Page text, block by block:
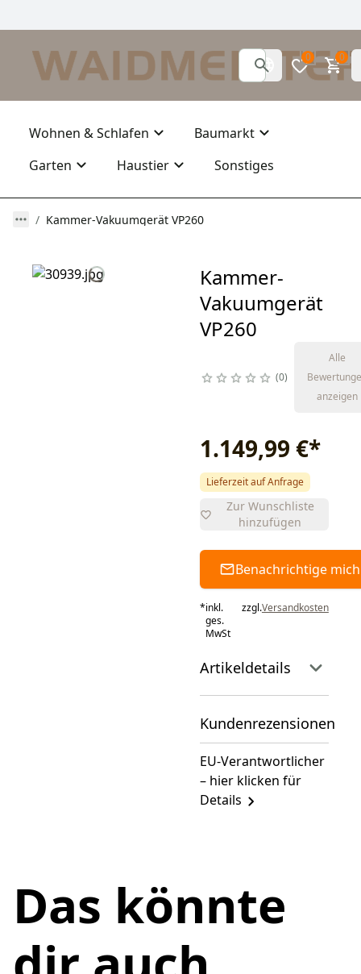
0 0
Wohnen & Schlafen
Baumarkt
Garten
Haustier Sonstiges
Kammer-Vakuumgerät VP260
Kammer-
Vakuumgerät
VP260
0
Alle
anzeigen
1.149,99 €*
Lieferzeit auf Anfrage
Zur Wunschliste
hinzufügen
Benachrichtige mich
*inkl.
ges.
MwSt
zzgl.Versandkosten
Artikeldetails
Kundenrezensionen
EU-Verantwortlicher
– hier klicken für
Details
Das könnte